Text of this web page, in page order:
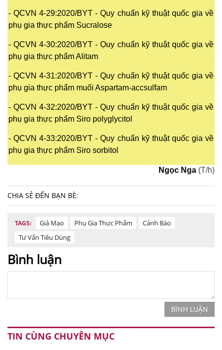
- QCVN 4-29:2020/BYT - Quy chuẩn kỹ thuật quốc gia về
phụ gia thực phẩm Sucralose
- QCVN 4-30:2020/BYT - Ọuy chuẩn kỹ thuật quốc gia về
phụ gia thực phẩm Alitam
- QCVN 4-31:2020/BYT - Quy chuẩn kỹ thuật quốc gia về
phụ gia thực phẩm muối Aspartam-accsulfam
- QCVN 4-32:2020/BYT - Quy chuẩn kỹ thuật quốc gia về
phụ gia thực phẩm Siro polyglycitol
- QCVN 4-33:2020/BYT - Quy chuẩn kỹ thuật quốc gia về
phụ gia thực phẩm Siro sorbitol
Ngọc Nga (T/h)
CHIA SẺ ĐẾN BẠN BÈ:
TAGS: Giả Mạo Phụ Gia Thực Phẩm
Cảnh Báo
Tư Vấn Tiêu Dùng
Bình luận
BÌNH LUẬN
TIN CÙNG CHUYÊN MỤC